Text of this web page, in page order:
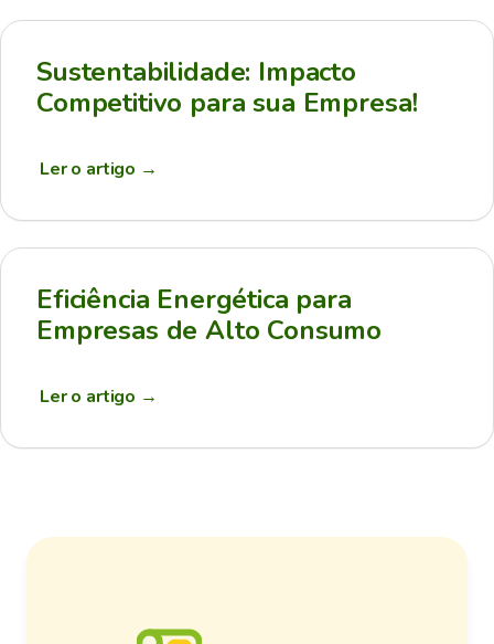
Sustentabilidade: Impacto
Competitivo para sua Empresa!
Ler o artigo →
Eficiência Energética para
Empresas de Alto Consumo
Ler o artigo →